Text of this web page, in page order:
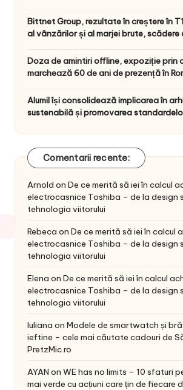
Bittnet Group, rezultate în creștere în
al vânzărilor și al marjei brute, scădere
Doza de amintiri offline, expoziție prin
marchează 60 de ani de prezență în
Alumil își consolidează implicarea în
sustenabilă și promovarea
Comentarii recente:
Arnold on De ce merită să iei în calcul
electrocasnice Toshiba – de la design
tehnologia viitorului
Rebeca on De ce merită să iei în calcul
electrocasnice Toshiba – de la design
tehnologia viitorului
Elena on De ce merită să iei în calcul
electrocasnice Toshiba – de la design
tehnologia viitorului
Iuliana on Modele de smartwatch și
ieftine – cele mai căutate cadouri de
PretzMic.ro
AYAN on WE has no limits – 10 sfaturi
mai verde cu acțiuni care țin de fiecare